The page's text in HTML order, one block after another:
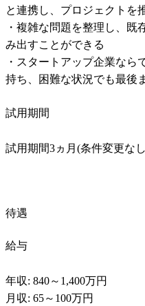
と連携し、プロジェクトを
・複雑な問題を整理し、既
み出すことができる
・スタートアップ企業なら
持ち、困難な状況でも最後
試用期間
試用期間3ヵ月(条件変更な
待遇
給与
年収: 840～1,400万円
月収: 65～100万円